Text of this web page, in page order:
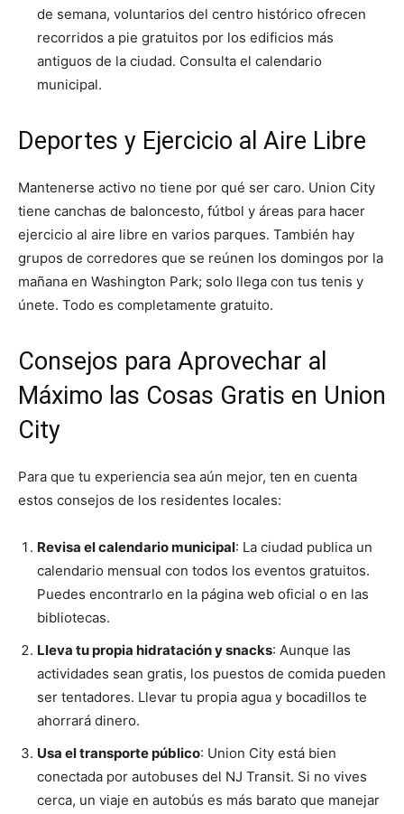
de semana, voluntarios del centro histórico ofrecen
recorridos a pie gratuitos por los edificios más
antiguos de la ciudad. Consulta el calendario
municipal.
Deportes y Ejercicio al Aire Libre
Mantenerse activo no tiene por qué ser caro. Union City
tiene canchas de baloncesto, fútbol y áreas para hacer
ejercicio al aire libre en varios parques. También hay
grupos de corredores que se reúnen los domingos por la
mañana en Washington Park; solo llega con tus tenis y
únete. Todo es completamente gratuito.
Consejos para Aprovechar al
Máximo las Cosas Gratis en Union
City
Para que tu experiencia sea aún mejor, ten en cuenta
estos consejos de los residentes locales:
Revisa el calendario municipal: La ciudad publica un
calendario mensual con todos los eventos gratuitos.
Puedes encontrarlo en la página web oficial o en las
bibliotecas.
Lleva tu propia hidratación y snacks: Aunque las
actividades sean gratis, los puestos de comida pueden
ser tentadores. Llevar tu propia agua y bocadillos te
ahorrará dinero.
Usa el transporte público: Union City está bien
conectada por autobuses del NJ Transit. Si no vives
cerca, un viaje en autobús es más barato que manejar